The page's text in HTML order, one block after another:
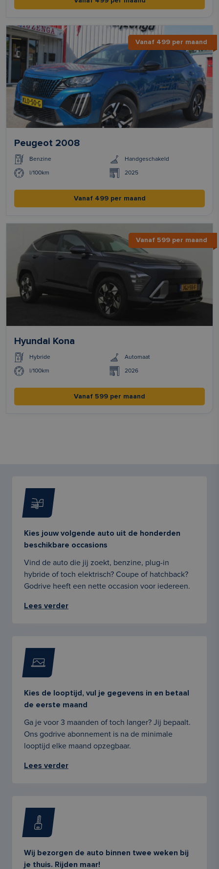
Vanaf 499 per maand
Peugeot 2008
Benzine Handgeschakeld
l/100km 2025
Vanaf 499 per maand
Vanaf 599 per maand
Hyundai Kona
Hybride Automaat
l/100km 2026
Vanaf 599 per maand
Kies jouw volgende auto uit de honderden
beschikbare occasions
Vind de auto die jij zoekt, benzine, plug-in
hybride of toch elektrisch? Coupe of hatchback?
Godrive heeft een nette occasion voor iedereen.
Lees verder
Kies de looptijd, vul je gegevens in en betaal
de eerste maand
Ga je voor 3 maanden of toch langer? Jij bepaalt.
Ons godrive abonnement is na de minimale
looptijd elke maand opzegbaar.
Lees verder
Wij bezorgen de auto binnen twee weken bij
je thuis. Rijden maar!